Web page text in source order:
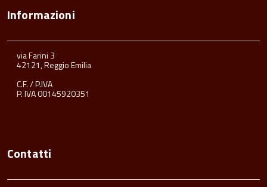
Informazioni
via Farini 3
42121, Reggio Emilia
C.F. / P.IVA
P. IVA 00145920351
Contatti